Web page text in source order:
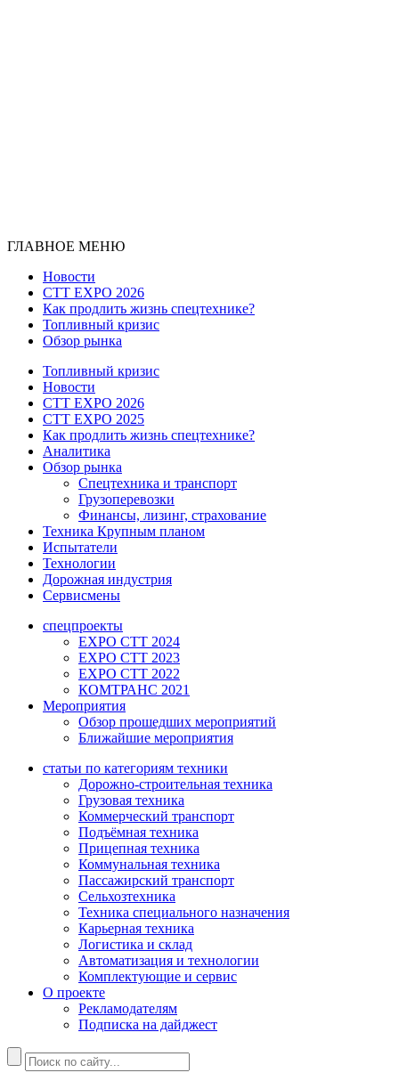
ГЛАВНОЕ МЕНЮ
Новости
CTT EXPO 2026
Как продлить жизнь спецтехнике?
Топливный кризис
Обзор рынка
Топливный кризис
Новости
CTT EXPO 2026
CTT EXPO 2025
Как продлить жизнь спецтехнике?
Аналитика
Обзор рынка
Спецтехника и транспорт
Грузоперевозки
Финансы, лизинг, страхование
Техника Крупным планом
Испытатели
Технологии
Дорожная индустрия
Сервисмены
спецпроекты
EXPO CTT 2024
EXPO CTT 2023
EXPO CTT 2022
КОМТРАНС 2021
Мероприятия
Обзор прошедших мероприятий
Ближайшие мероприятия
статьи по категориям техники
Дорожно-строительная техника
Грузовая техника
Коммерческий транспорт
Подъёмная техника
Прицепная техника
Коммунальная техника
Пассажирский транспорт
Сельхозтехника
Техника специального назначения
Карьерная техника
Логистика и склад
Автоматизация и технологии
Комплектующие и сервис
О проекте
Рекламодателям
Подписка на дайджест